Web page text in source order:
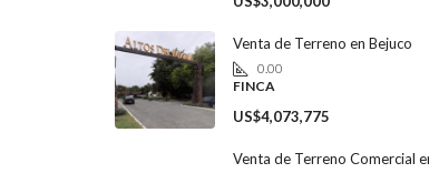
Venta de Terreno en Bejuco
0.00
FINCA
US$4,073,775
Venta de Terreno Comercial